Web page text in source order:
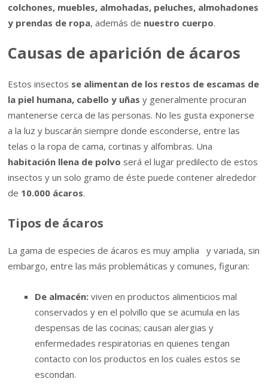
colchones, muebles, almohadas, peluches, almohadones
y prendas de ropa, además de nuestro cuerpo.
Causas de aparición de ácaros
Estos insectos se alimentan de los restos de escamas de
la piel humana, cabello y uñas y generalmente procuran
mantenerse cerca de las personas. No les gusta exponerse
a la luz y buscarán siempre donde esconderse, entre las
telas o la ropa de cama, cortinas y alfombras. Una
habitación llena de polvo será el lugar predilecto de estos
insectos y un solo gramo de éste puede contener alrededor
de 10.000 ácaros.
Tipos de ácaros
La gama de especies de ácaros es muy amplia y variada, sin
embargo, entre las más problemáticas y comunes, figuran:
De almacén: viven en productos alimenticios mal
conservados y en el polvillo que se acumula en las
despensas de las cocinas; causan alergias y
enfermedades respiratorias en quienes tengan
contacto con los productos en los cuales estos se
escondan.